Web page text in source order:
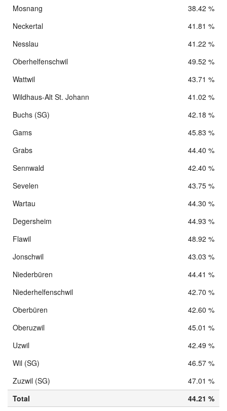
Mosnang
38.42 %
Neckertal
41.81 %
Nesslau
41.22 %
Oberhelfenschwil
49.52 %
Wattwil
43.71 %
Wildhaus-Alt St. Johann
41.02 %
Buchs (SG)
42.18 %
Gams
45.83 %
Grabs
44.40 %
Sennwald
42.40 %
Sevelen
43.75 %
Wartau
44.30 %
Degersheim
44.93 %
Flawil
48.92 %
Jonschwil
43.03 %
Niederbüren
44.41 %
Niederhelfenschwil
42.70 %
Oberbüren
42.60 %
Oberuzwil
45.01 %
Uzwil
42.49 %
Wil (SG)
46.57 %
Zuzwil (SG)
47.01 %
Total
44.21 %